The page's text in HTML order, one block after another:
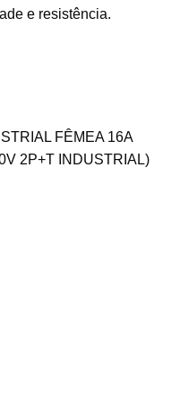
e resistência.
FÊMEA 16A
2P+T INDUSTRIAL)